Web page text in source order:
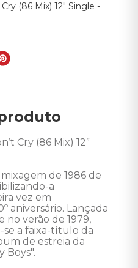
(86 Mix) 12" Single -
Cry (86 Mix) 12”
de 1986 de
a
vez em
aniversário. Lançada
no verão de 1979,
a faixa-título da
de estreia da
Boys".